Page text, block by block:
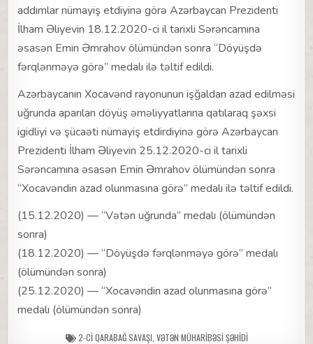
addımlar nümayiş etdiyinə görə Azərbaycan Prezidenti
İlham Əliyevin 18.12.2020-ci il tarixli Sərəncamına
əsasən Emin Əmrahov ölümündən sonra “Döyüşdə
fərqlənməyə görə” medalı ilə təltif edildi.
Azərbaycanın Xocavənd rayonunun işğaldan azad edilməsi
uğrunda aparılan döyüş əməliyyatlarına qatılaraq şəxsi
igidliyi və şücaəti nümayiş etdirdiyinə görə Azərbaycan
Prezidenti İlham Əliyevin 25.12.2020-ci il tarixli
Sərəncamına əsasən Emin Əmrahov ölümündən sonra
“Xocavəndin azad olunmasına görə” medalı ilə təltif edildi.
(15.12.2020) — “Vətən uğrunda” medalı (ölümündən
sonra)
(18.12.2020) — “Döyüşdə fərqlənməyə görə” medalı
(ölümündən sonra)
(25.12.2020) — “Xocavəndin azad olunmasına görə”
medalı (ölümündən sonra)
2-CI QARABAĞ SAVAŞI VƏTƏN MÜHARIBƏSI ŞƏHIDI